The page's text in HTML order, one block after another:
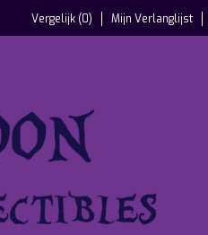
Vergelijk (0) Mijn Verlanglijst